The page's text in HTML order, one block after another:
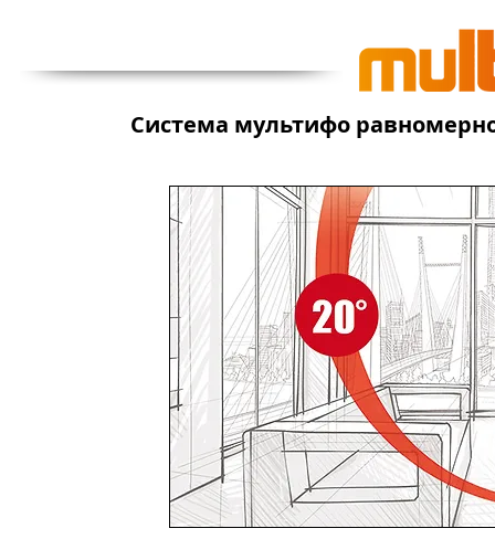
Система мультифо